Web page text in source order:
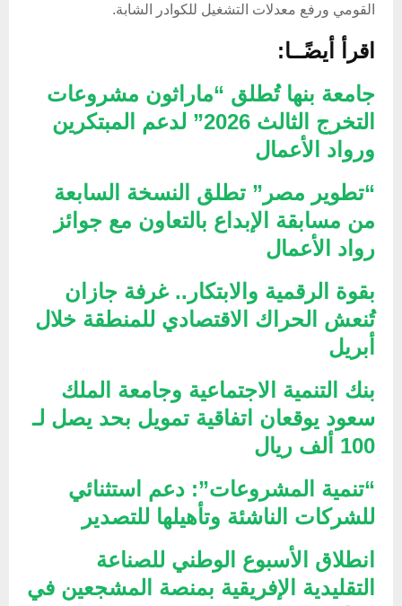
القومي ورفع معدلات التشغيل للكوادر الشابة.
اقرأ أيضًــا:
جامعة بنها تُطلق “ماراثون مشروعات
التخرج الثالث 2026” لدعم المبتكرين
ورواد الأعمال
“تطوير مصر” تطلق النسخة السابعة
من مسابقة الإبداع بالتعاون مع جوائز
رواد الأعمال
بقوة الرقمية والابتكار.. غرفة جازان
تُنعش الحراك الاقتصادي للمنطقة خلال
أبريل
بنك التنمية الاجتماعية وجامعة الملك
سعود يوقعان اتفاقية تمويل بحد يصل لـ
100 ألف ريال
“تنمية المشروعات”: دعم استثنائي
للشركات الناشئة وتأهيلها للتصدير
انطلاق الأسبوع الوطني للصناعة
التقليدية الإفريقية بمنصة المشجعين في